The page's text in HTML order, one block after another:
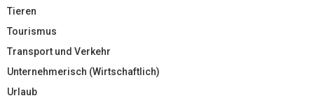
Tieren
Tourismus
Transport und Verkehr
Unternehmerisch (Wirtschaftlich)
Urlaub